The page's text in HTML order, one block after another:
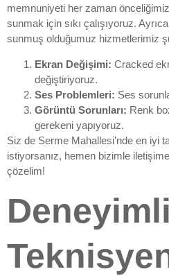
memnuniyeti her zaman
sunmak için sıkı çalışıyoruz.
sunmuş olduğumuz hizmetlerimiz
Ekran Değişimi: Cracked
değiştiriyoruz.
Ses Problemleri: Ses
Görüntü Sorunları: Renk
gerekeni yapıyoruz.
Siz de Serme Mahallesi’nde en iyi
istiyorsanız, hemen bizimle
çözelim!
Deneyimli